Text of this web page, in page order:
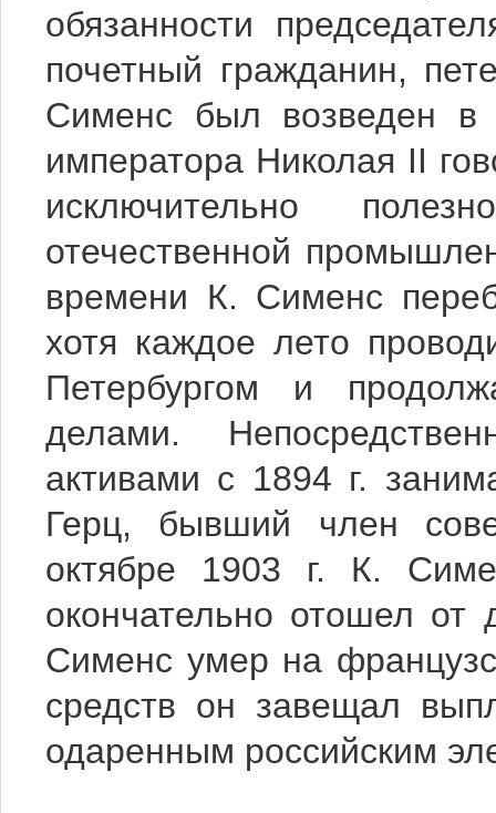
обязанности
почетный гражданин,
Сименс был возведен в
императора Николая II
исключительно
отечественной
времени К. Сименс
хотя каждое лето
Петербургом и
делами.
активами с 1894 г.
Герц, бывший член
октябре 1903 г. К.
окончательно отошел
Сименс умер на
средств он завещал
одаренным российским